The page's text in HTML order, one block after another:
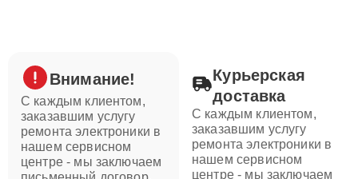
Внимание!
С каждым клиентом,
заказавшим услугу
ремонта электроники в
нашем сервисном
центре - мы заключаем
Курьерская
доставка
С каждым клиентом,
заказавшим услугу
ремонта электроники в
нашем сервисном
центре - мы заключаем